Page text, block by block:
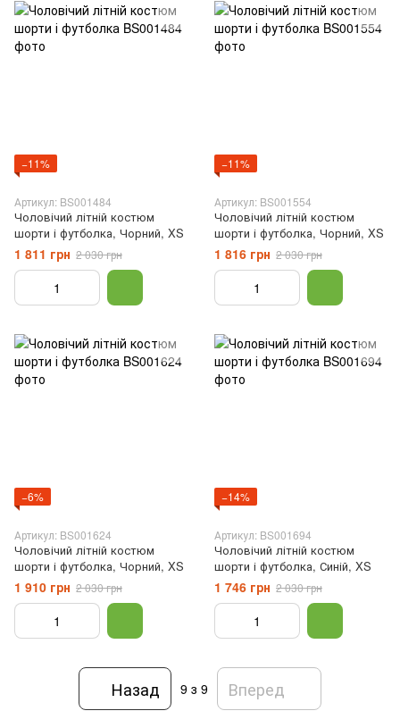
−11%
Артикул: BS001484
Чоловічий літній костюм
шорти і футболка, Чорний, XS
1 811 грн 2 030 грн
−11%
Артикул: BS001554
Чоловічий літній костюм
шорти і футболка, Чорний, XS
1 816 грн 2 030 грн
−6%
Артикул: BS001624
Чоловічий літній костюм
шорти і футболка, Чорний, XS
1 910 грн 2 030 грн
−14%
Артикул: BS001694
Чоловічий літній костюм
шорти і футболка, Синій, XS
1 746 грн 2 030 грн
Назад 9 з 9 Вперед